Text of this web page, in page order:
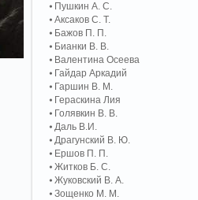
Пушкин А. С.
Аксаков С. Т.
Бажов П. П.
Бианки В. В.
Валентина Осеева
Гайдар Аркадий
Гаршин В. М.
Гераскина Лия
Голявкин В. В.
Даль В.И.
Драгунский В. Ю.
Ершов П. П.
Житков Б. С.
Жуковский В. А.
Зощенко М. М.